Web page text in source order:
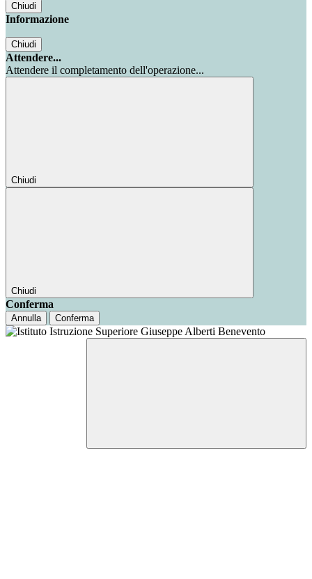
Chiudi
Informazione
Chiudi
Attendere...
Attendere il completamento dell'operazione...
Chiudi
Chiudi
Conferma
Annulla Conferma